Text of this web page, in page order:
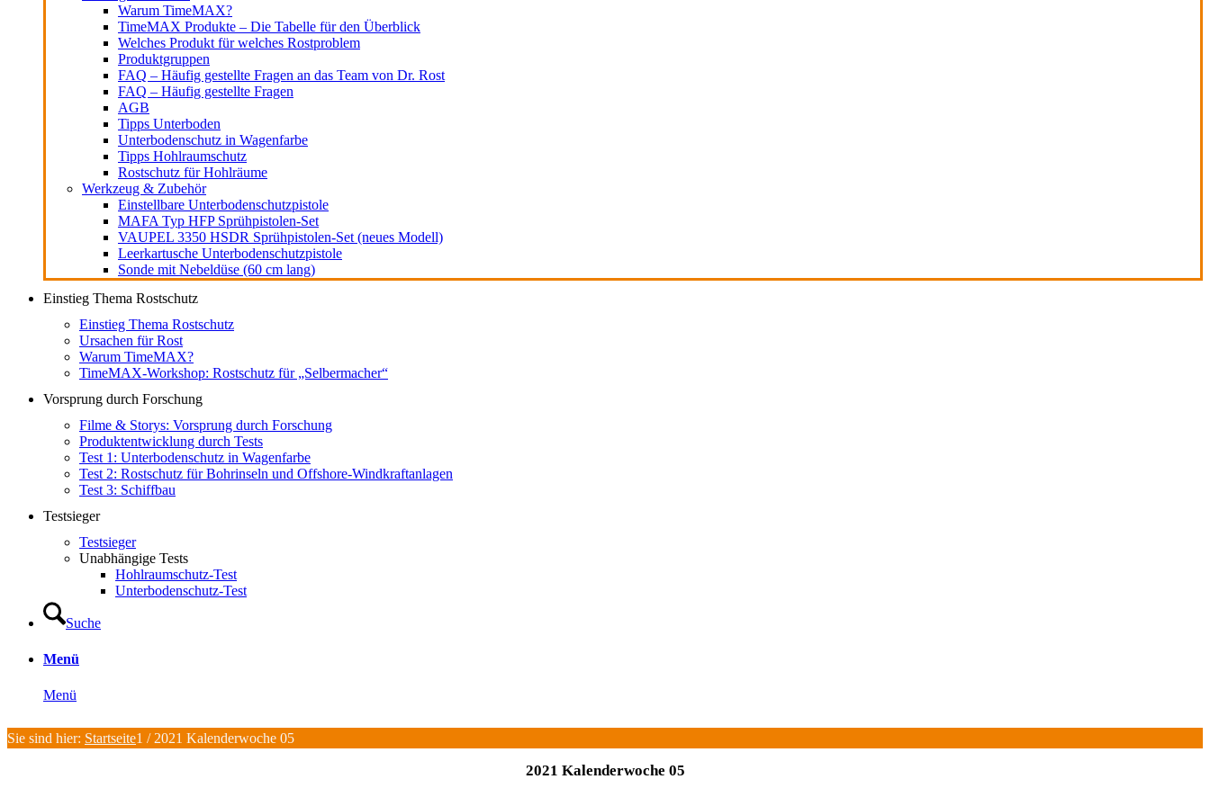
Warum TimeMAX?
TimeMAX Produkte – Die Tabelle für den Überblick
Welches Produkt für welches Rostproblem
Produktgruppen
FAQ – Häufig gestellte Fragen an das Team von Dr. Rost
FAQ – Häufig gestellte Fragen
AGB
Tipps Unterboden
Unterbodenschutz in Wagenfarbe
Tipps Hohlraumschutz
Rostschutz für Hohlräume
Werkzeug & Zubehör
Einstellbare Unterbodenschutzpistole
MAFA Typ HFP Sprühpistolen-Set
VAUPEL 3350 HSDR Sprühpistolen-Set (neues Modell)
Leerkartusche Unterbodenschutzpistole
Sonde mit Nebeldüse (60 cm lang)
Einstieg Thema Rostschutz
Einstieg Thema Rostschutz
Ursachen für Rost
Warum TimeMAX?
TimeMAX-Workshop: Rostschutz für „Selbermacher“
Vorsprung durch Forschung
Filme & Storys: Vorsprung durch Forschung
Produktentwicklung durch Tests
Test 1: Unterbodenschutz in Wagenfarbe
Test 2: Rostschutz für Bohrinseln und Offshore-Windkraftanlagen
Test 3: Schiffbau
Testsieger
Testsieger
Unabhängige Tests
Hohlraumschutz-Test
Unterbodenschutz-Test
Suche
Menü
Menü
Sie sind hier: Startseite1 / 2021 Kalenderwoche 05
2021 Kalenderwoche 05